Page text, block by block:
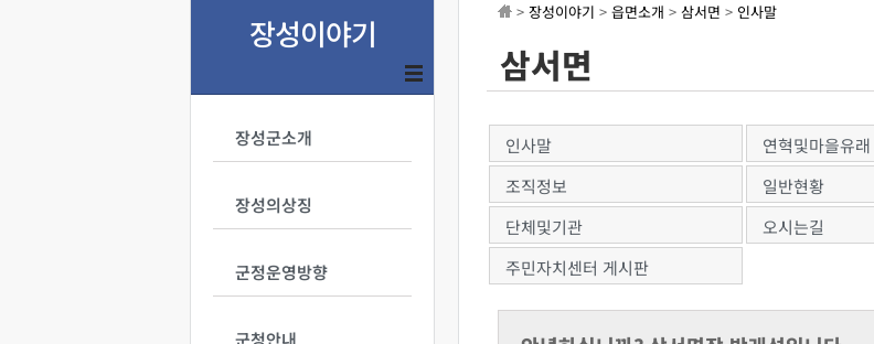
장성이야기
장성군소개
장성의상징
군정운영방향
군청안내
> 장성이야기 > 읍면소개 > 삼서면 > 인사말
삼서면
인사말 연혁및마을유래
조직정보
일반현황
단체및기관
오시는길
주민자치센터 게시판